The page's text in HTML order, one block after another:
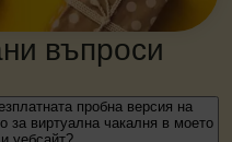
въпроси
пробна версия на
за виртуална чакалня в моето